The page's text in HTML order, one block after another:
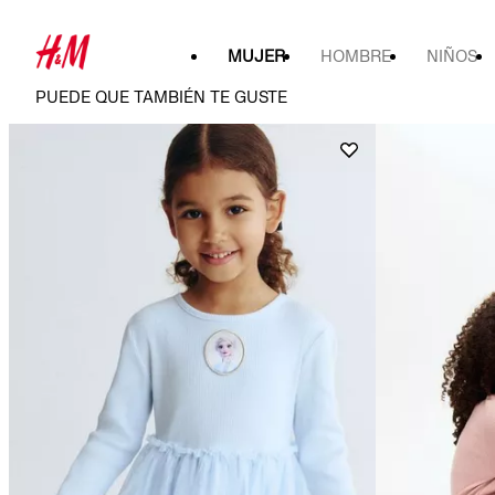
MUJER HOMBRE NIÑOS
PUEDE QUE TAMBIÉN TE GUSTE